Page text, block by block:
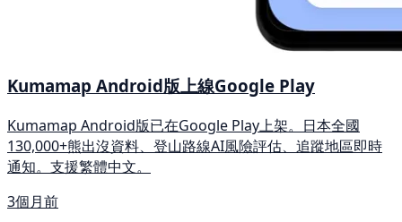
Kumamap Android版上線Google Play
Kumamap Android版已在Google Play上架。日本全國
130,000+熊出沒資料、登山路線AI風險評估、追蹤地區即時
通知。支援繁體中文。
3個月前